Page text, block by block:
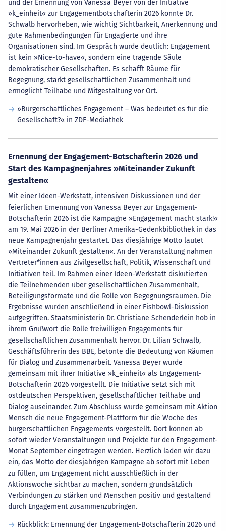
und der Ernennung von Vanessa Beyer von der Initiative
»k_einheit« zur Engagementbotschafterin 2026 konnte Dr.
Schwalb hervorheben, wie wichtig Sichtbarkeit, Anerkennung und
gute Rahmenbedingungen für Engagierte und ihre
Organisationen sind. Im Gespräch wurde deutlich: Engagement
ist kein »Nice-to-have«, sondern eine tragende Säule
demokratischer Gesellschaften. Es schafft Räume für
Begegnung, stärkt gesellschaftlichen Zusammenhalt und
ermöglicht Teilhabe und Mitgestaltung vor Ort.
»Bürgerschaftliches Engagement – Was bedeutet es für die
Gesellschaft?« in ZDF-Mediathek
Ernennung der Engagement-Botschafterin 2026 und
Start des Kampagnenjahres »Miteinander Zukunft
gestalten«
Mit einer Ideen-Werkstatt, intensiven Diskussionen und der
feierlichen Ernennung von Vanessa Beyer zur Engagement-
Botschafterin 2026 ist die Kampagne »Engagement macht stark!«
am 19. Mai 2026 in der Berliner Amerika-Gedenkbibliothek in das
neue Kampagnenjahr gestartet. Das diesjährige Motto lautet
»Miteinander Zukunft gestalten«. An der Veranstaltung nahmen
Vertreter*innen aus Zivilgesellschaft, Politik, Wissenschaft und
Initiativen teil. Im Rahmen einer Ideen-Werkstatt diskutierten
die Teilnehmenden über gesellschaftlichen Zusammenhalt,
Beteiligungsformate und die Rolle von Begegnungsräumen. Die
Ergebnisse wurden anschließend in einer Fishbowl-Diskussion
aufgegriffen. Staatsministerin Dr. Christiane Schenderlein hob in
ihrem Grußwort die Rolle freiwilligen Engagements für
gesellschaftlichen Zusammenhalt hervor. Dr. Lilian Schwalb,
Geschäftsführerin des BBE, betonte die Bedeutung von Räumen
für Dialog und Zusammenarbeit. Vanessa Beyer wurde
gemeinsam mit ihrer Initiative »k_einheit« als Engagement-
Botschafterin 2026 vorgestellt. Die Initiative setzt sich mit
ostdeutschen Perspektiven, gesellschaftlicher Teilhabe und
Dialog auseinander. Zum Abschluss wurde gemeinsam mit Aktion
Mensch die neue Engagement-Plattform für die Woche des
bürgerschaftlichen Engagements vorgestellt. Dort können ab
sofort wieder Veranstaltungen und Projekte für den Engagement-
Monat September eingetragen werden. Herzlich laden wir dazu
ein, das Motto der diesjährigen Kampagne ab sofort mit Leben
zu füllen, um Engagement nicht ausschließlich in der
Aktionswoche sichtbar zu machen, sondern grundsätzlich
Verbindungen zu stärken und Menschen positiv und gestaltend
durch Engagement zusammenzubringen.
Rückblick: Ernennung der Engagement-Botschafterin 2026 und